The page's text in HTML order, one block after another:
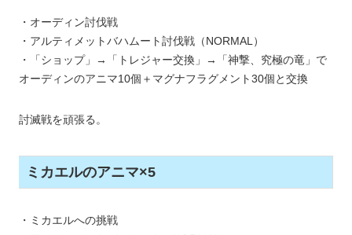
・オーディン討伐戦
・アルティメットバハムート討伐戦（NORMAL）
・「ショップ」→「トレジャー交換」→「神撃、究極の竜」で
オーディンのアニマ10個＋マグナフラグメント30個と交換
討滅戦を頑張る。
ミカエルのアニマ×5
・ミカエルへの挑戦